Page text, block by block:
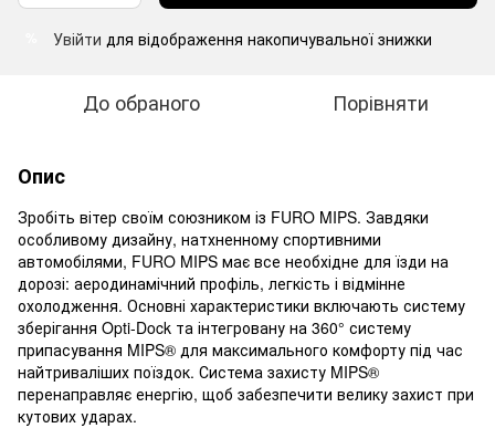
Увійти для відображення накопичувальної знижки
До обраного Порівняти
Опис
Зробіть вітер своїм союзником із FURO MIPS. Завдяки
особливому дизайну, натхненному спортивними
автомобілями, FURO MIPS має все необхідне для їзди на
дорозі: аеродинамічний профіль, легкість і відмінне
охолодження. Основні характеристики включають систему
зберігання Opti-Dock та інтегровану на 360° систему
припасування MIPS® для максимального комфорту під час
найтриваліших поїздок. Система захисту MIPS®
перенаправляє енергію, щоб забезпечити велику захист при
кутових ударах.